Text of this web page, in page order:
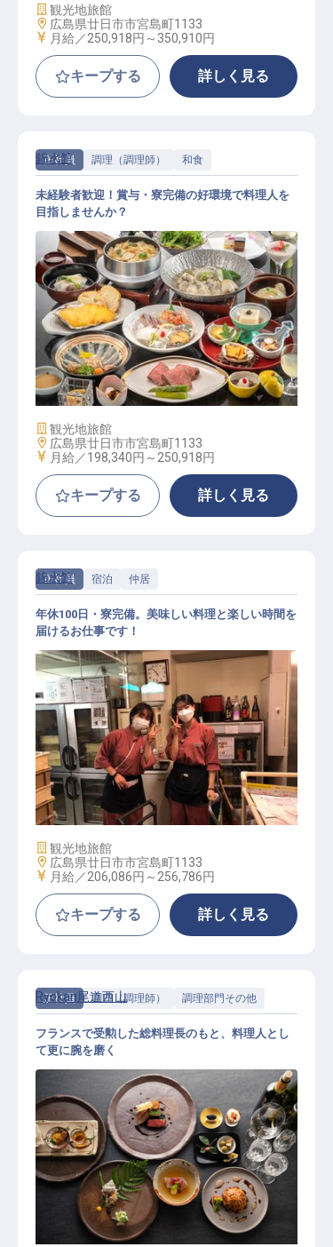
施設業態
観光地旅館
勤務地
広島県廿日市市宮島町1133
給与
月給／250,918円～ 350,910円
キープする 詳しく見る
正社員 調理（調理師） 和食
和食 / 正社員
錦水館
未経験者歓迎！賞与・寮完備の好環境で料理人を
目指しませんか？
施設業態
観光地旅館
勤務地
広島県廿日市市宮島町1133
給与
月給／198,340円～ 250,918円
キープする 詳しく見る
正社員 宿泊 仲居
仲居 / 正社員
錦水館
年休100日・寮完備。美味しい料理と楽しい時間を
届けるお仕事です！
施設業態
観光地旅館
勤務地
広島県廿日市市宮島町1133
給与
月給／206,086円～ 256,786円
キープする 詳しく見る
正社員 調理（調理師） 調理部門その他
調理（経験者募集／寮有／年休104
Ryokan尾道西山
フランスで受勲した総料理長のもと、料理人とし
て更に腕を磨く